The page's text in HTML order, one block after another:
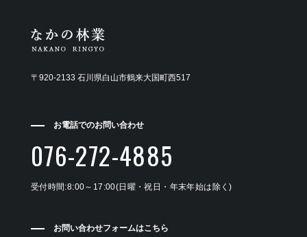
〒920-2133 石川県白山市鶴来大国町西517
お電話でのお問い合わせ
076-272-4885
受付時間:8:00～17:00(日曜・祝日・年末年始は除く)
お問い合わせフォームはこちら